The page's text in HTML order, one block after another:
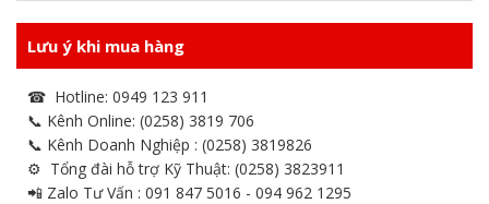
Lưu ý khi mua hàng
☎ Hotline: 0949 123 911
📞 Kênh Online: (0258) 3819 706
📞 Kênh Doanh Nghiệp : (0258) 3819826
⚙ Tổng đài hỗ trợ Kỹ Thuật: (0258) 3823911
📲 Zalo Tư Vấn : 091 847 5016 - 094 962 1295